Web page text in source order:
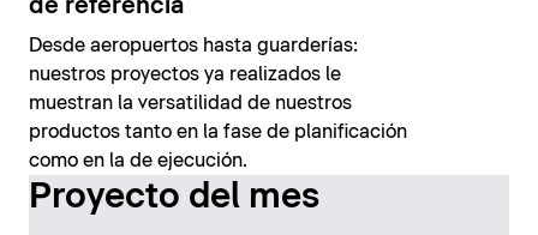
de referencia
Desde aeropuertos hasta guarderías:
nuestros proyectos ya realizados le
muestran la versatilidad de nuestros
productos tanto en la fase de planificación
como en la de ejecución.
Proyecto del mes